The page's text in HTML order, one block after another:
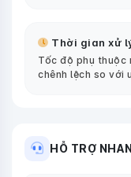
Thời gian xử
Tốc độ phụ thuộc
chênh lệch so với
HỖ TRỢ